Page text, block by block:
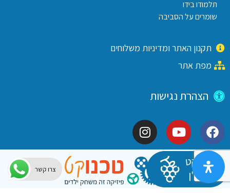
תלמודו בידו
שומרים על הסביבה
תקנון האתר ומדיניות משלוחים
מפת אתר
הצהרת נגישות
צרו קשר